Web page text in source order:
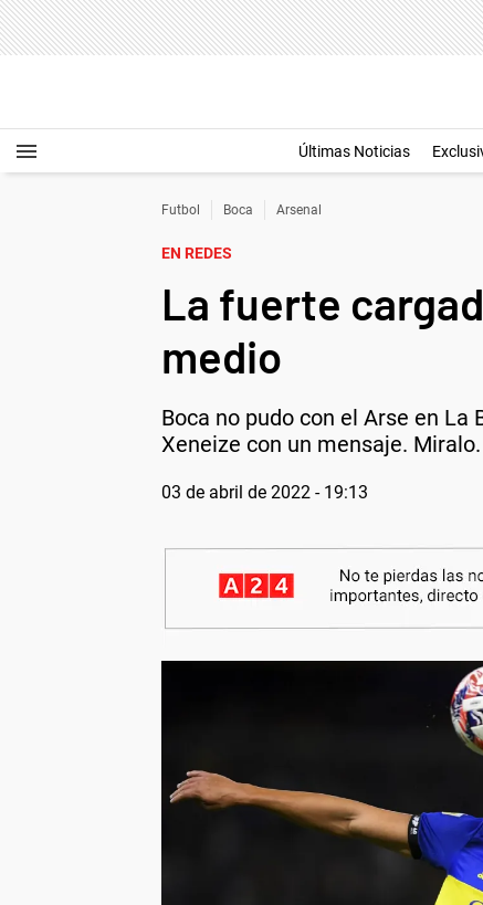
Últimas Noticias
Futbol Boca Arsenal
EN REDES
La fuerte
medio
Boca no pudo con el Arse en
Xeneize con un mensaje. Miralo.
03 de abril de 2022 - 19:13